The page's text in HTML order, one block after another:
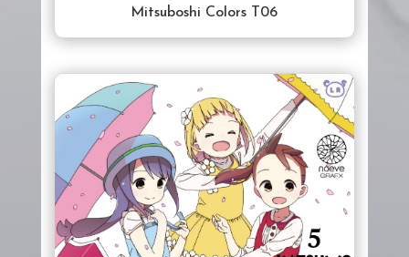
Mitsuboshi Colors T06